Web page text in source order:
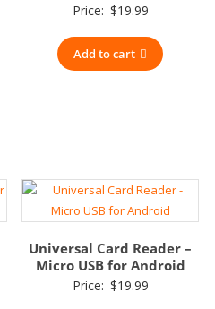
Price: $19.99
Add to cart
Universal Card Reader –
Micro USB for Android
Price: $19.99